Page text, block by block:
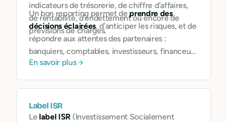
indicateurs de trésorerie, de chiffre d’affaires,
de rentabilité, d’endettement ou encore de
prévisions de charges.
Un bon reporting permet deprendre des
décisions éclairées, d’anticiper les risques, et de
répondre aux attentes des partenaires :
banquiers, comptables, investisseurs, financeurs
publics…
En savoir plus
Label ISR
Lelabel ISR (Investissement Socialement